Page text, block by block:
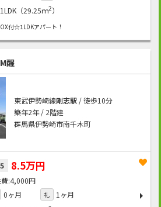
1LDK（29.25ｍ2）
付☆1LDKアパート！
醒
東武伊勢崎線剛志駅/ 徒歩10分
築年2年 / 2階建
群馬県伊勢崎市南千木町
8.5万円
4,000円
0ヶ月 礼
1ヶ月